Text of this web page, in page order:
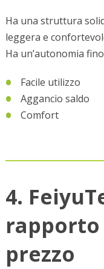
Ha una struttura
leggera e
Ha un’autonomia
Facile utilizzo
Aggancio saldo
Comfort
4.
prezzo